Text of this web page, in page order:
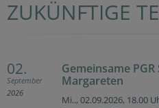
ZUKÜNFTIGE
02.
September
2026
Gemeinsame
Margareten
Mi.., 02.09.2026, 18.00